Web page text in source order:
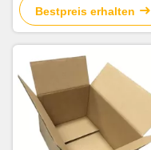
Kasten-Matts Laminatoin
Bestpreis erhalten